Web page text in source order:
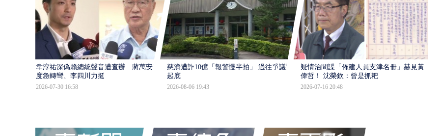
韋淳祐深偽賴總統聲音遭查辦 蔣萬安態
度急轉彎、李四川力挺
2026-07-30 16:58
慈濟遭詐10億「報警慢半拍」 過往爭議遭
起底
2026-08-06 19:43
疑情治間諜「佈建人員支津名冊」赫見黃
偉哲！ 沈榮欽：曾是抓耙
2026-07-16 20:48